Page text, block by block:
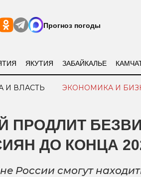
Прогноз погоды
ЯКУТИЯ ЗАБАЙКАЛЬЕ
И ВЛАСТЬ ЭКОНОМИКА И
ПРОДЛИТ
ДО КОНЦА
России смогут